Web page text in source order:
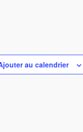
au calendrier